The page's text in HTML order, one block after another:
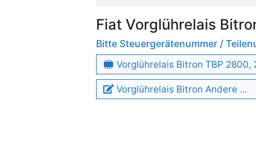
Fiat Vorglührelais
Bitte Steuergerätenummer /
Vorglührelais Bitron TBP 2800,
Vorglührelais Bitron Andere ...